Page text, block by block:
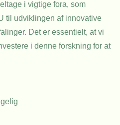
i vigtige fora, som
til udviklingen af innovative
Det er essentielt, at vi
i denne forskning for at